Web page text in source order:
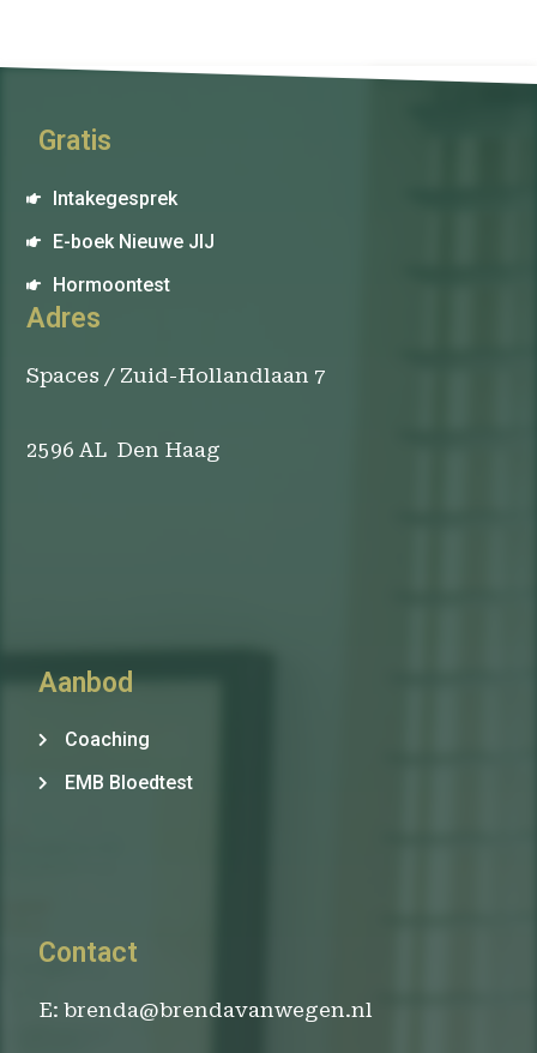
Gratis
Intakegesprek
E-boek Nieuwe JIJ
Hormoontest
Adres
Spaces / Zuid-Hollandlaan 7
2596 AL Den Haag
Aanbod
Coaching
EMB Bloedtest
Contact
E: brenda@brendavanwegen.nl